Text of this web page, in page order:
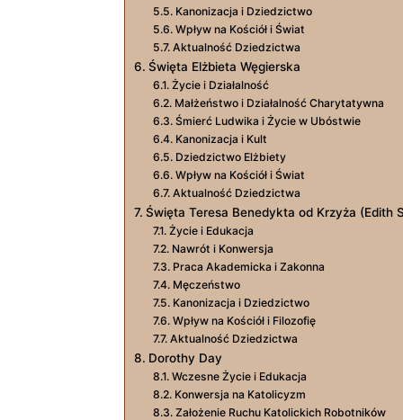
Kanonizacja i Dziedzictwo
Wpływ na Kościół i Świat
Aktualność Dziedzictwa
Święta Elżbieta Węgierska
Życie i Działalność
Małżeństwo i Działalność Charytatywna
Śmierć Ludwika i Życie w Ubóstwie
Kanonizacja i Kult
Dziedzictwo Elżbiety
Wpływ na Kościół i Świat
Aktualność Dziedzictwa
Święta Teresa Benedykta od Krzyża (Edith
Życie i Edukacja
Nawrót i Konwersja
Praca Akademicka i Zakonna
Męczeństwo
Kanonizacja i Dziedzictwo
Wpływ na Kościół i Filozofię
Aktualność Dziedzictwa
Dorothy Day
Wczesne Życie i Edukacja
Konwersja na Katolicyzm
Założenie Ruchu Katolickich Robotników